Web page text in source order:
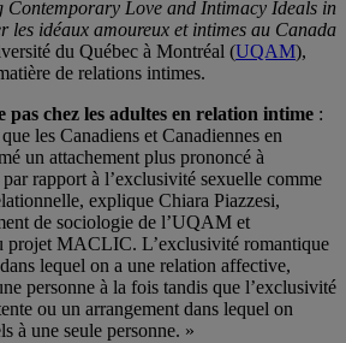
Contemporary Love and Intimacy Ideals in
les idéaux amoureux et intimes au Canada
du Québec à Montréal (UQAM),
de relations intimes.
pas chez les adultes en relation intime :
les Canadiens et Canadiennes en
un attachement plus prononcé à
rapport à l’exclusivité sexuelle comme
explique Chiara Piazzesi,
de sociologie de l’UQAM et
projet MACLIC. L’exclusivité romantique
lequel on a une relation affective,
personne à la fois tandis que l’exclusivité
ou un arrangement dans lequel on
à une seule personne. »